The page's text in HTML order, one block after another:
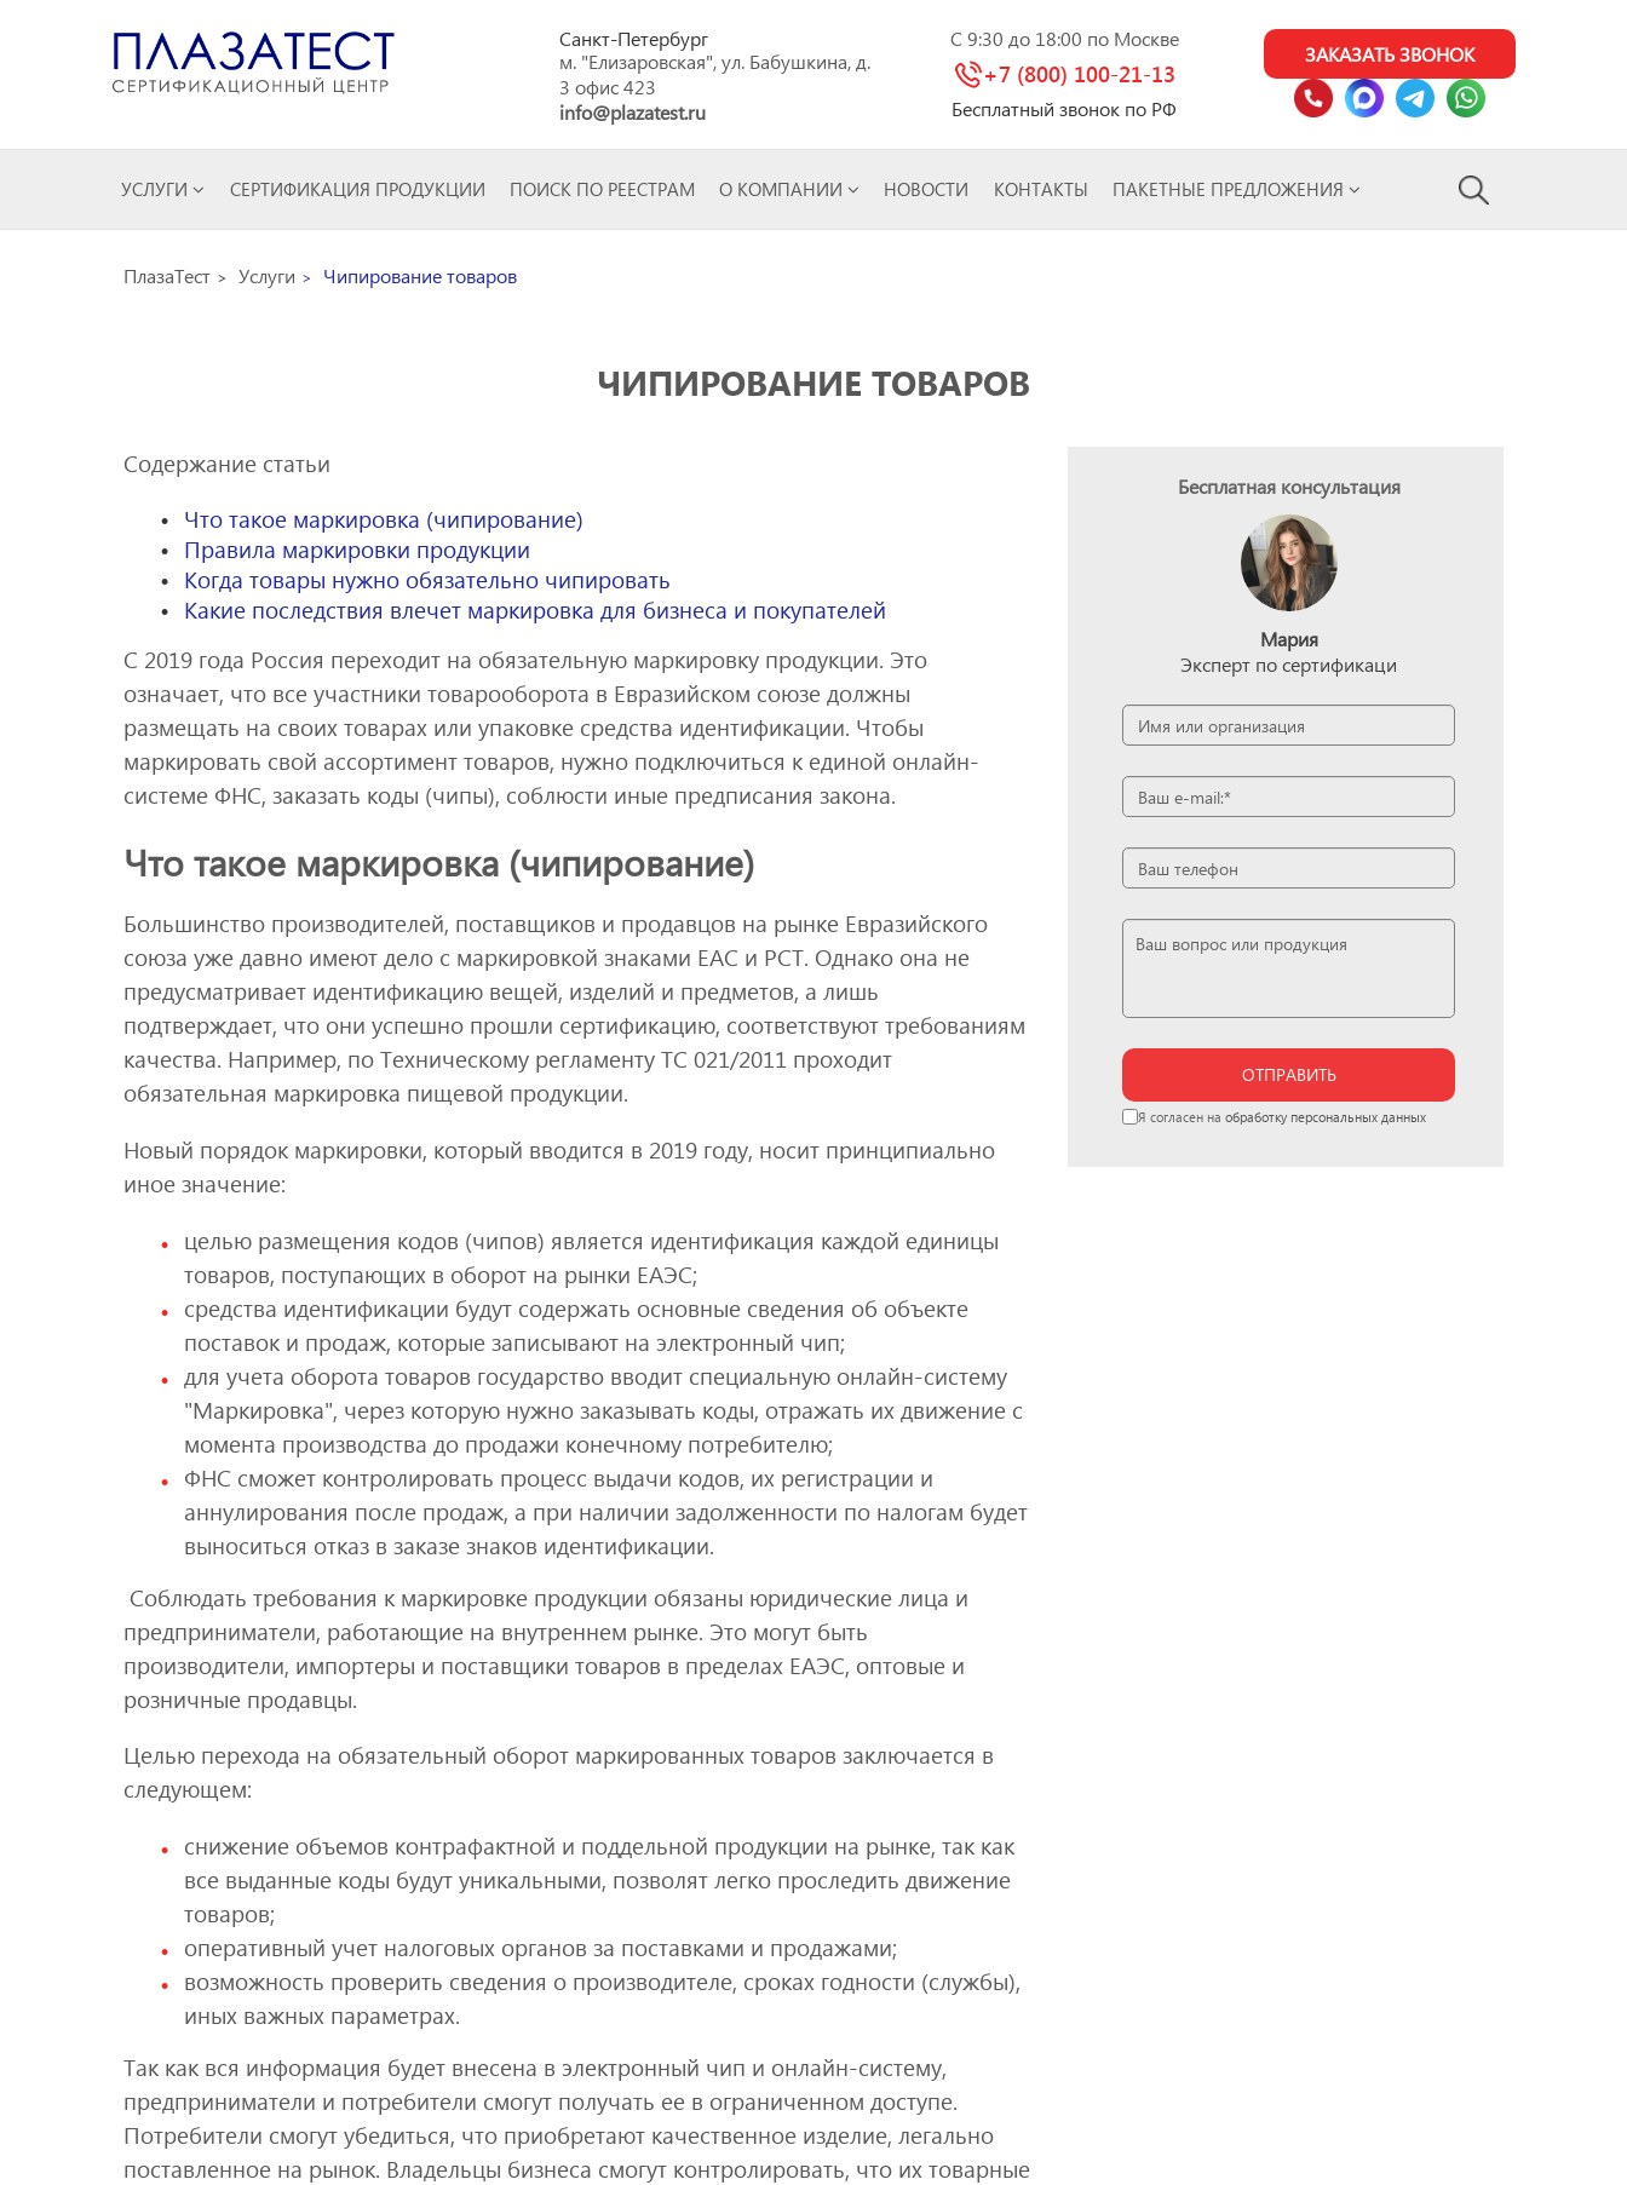
Санкт-Петербург
м. "Елизаровская", ул. Бабушкина, д.
3 офис 423
info@plazatest.ru
C 9:30 до 18:00 по Москве
+7 (800) 100-21-13
Бесплатный звонок по РФ
ЗАКАЗАТЬ ЗВОНОК
УСЛУГИ СЕРТИФИКАЦИЯ ПРОДУКЦИИ ПОИСК ПО РЕЕСТРАМ О КОМПАНИИ НОВОСТИ КОНТАКТЫ ПАКЕТНЫЕ ПРЕДЛОЖЕНИЯ
ПлазаТест Услуги Чипирование товаров
ЧИПИРОВАНИЕ ТОВАРОВ
Содержание статьи
Что такое маркировка (чипирование)
Правила маркировки продукции
Когда товары нужно обязательно чипировать
Какие последствия влечет маркировка для бизнеса и покупателей
С 2019 года Россия переходит на обязательную маркировку продукции. Это
означает, что все участники товарооборота в Евразийском союзе должны
размещать на своих товарах или упаковке средства идентификации. Чтобы
маркировать свой ассортимент товаров, нужно подключиться к единой онлайн-
системе ФНС, заказать коды (чипы), соблюсти иные предписания закона.
Что такое маркировка (чипирование)
Большинство производителей, поставщиков и продавцов на рынке Евразийского
союза уже давно имеют дело с маркировкой знаками ЕАС и РСТ. Однако она не
предусматривает идентификацию вещей, изделий и предметов, а лишь
подтверждает, что они успешно прошли сертификацию, соответствуют требованиям
качества. Например, по Техническому регламенту ТС 021/2011 проходит
обязательная маркировка пищевой продукции.
Новый порядок маркировки, который вводится в 2019 году, носит принципиально
иное значение:
целью размещения кодов (чипов) является идентификация каждой единицы
товаров, поступающих в оборот на рынки ЕАЭС;
средства идентификации будут содержать основные сведения об объекте
поставок и продаж, которые записывают на электронный чип;
для учета оборота товаров государство вводит специальную онлайн-систему
"Маркировка", через которую нужно заказывать коды, отражать их движение с
момента производства до продажи конечному потребителю;
ФНС сможет контролировать процесс выдачи кодов, их регистрации и
аннулирования после продаж, а при наличии задолженности по налогам будет
выноситься отказ в заказе знаков идентификации.
Соблюдать требования к маркировке продукции обязаны юридические лица и
предприниматели, работающие на внутреннем рынке. Это могут быть
производители, импортеры и поставщики товаров в пределах ЕАЭС, оптовые и
розничные продавцы.
Целью перехода на обязательный оборот маркированных товаров заключается в
следующем:
снижение объемов контрафактной и поддельной продукции на рынке, так как
все выданные коды будут уникальными, позволят легко проследить движение
товаров;
оперативный учет налоговых органов за поставками и продажами;
возможность проверить сведения о производителе, сроках годности (службы),
иных важных параметрах.
Так как вся информация будет внесена в электронный чип и онлайн-систему,
предприниматели и потребители смогут получать ее в ограниченном доступе.
Потребители смогут убедиться, что приобретают качественное изделие, легально
поставленное на рынок. Владельцы бизнеса смогут контролировать, что их товарные
Бесплатная консультация
Мария
Эксперт по сертификаци
ОТПРАВИТЬ
Я согласен на обработку персональных данных